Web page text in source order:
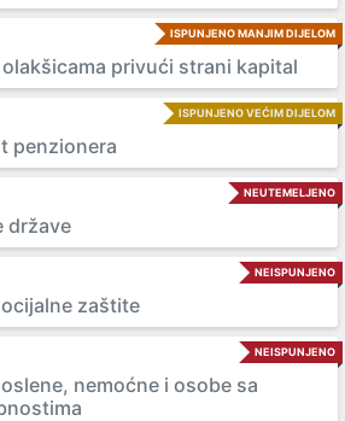
ISPUNJENO MANJIM DIJELOM
privući strani kapital
ISPUNJENO VEĆIM DIJELOM
penzionera
NEUTEMELJENO
države
NEISPUNJENO
zaštite
NEISPUNJENO
nemoćne i osobe sa